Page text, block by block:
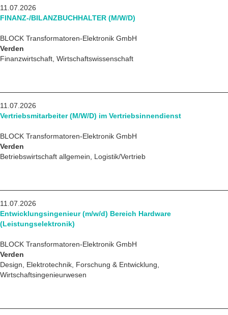
11.07.2026
FINANZ-/BILANZBUCHHALTER (M/W/D)
BLOCK Transformatoren-Elektronik GmbH
Verden
Finanzwirtschaft, Wirtschaftswissenschaft
11.07.2026
Vertriebsmitarbeiter (M/W/D) im Vertriebsinnendienst
BLOCK Transformatoren-Elektronik GmbH
Verden
Betriebswirtschaft allgemein, Logistik/Vertrieb
11.07.2026
Entwicklungsingenieur (m/w/d) Bereich Hardware
(Leistungselektronik)
BLOCK Transformatoren-Elektronik GmbH
Verden
Design, Elektrotechnik, Forschung & Entwicklung,
Wirtschaftsingenieurwesen